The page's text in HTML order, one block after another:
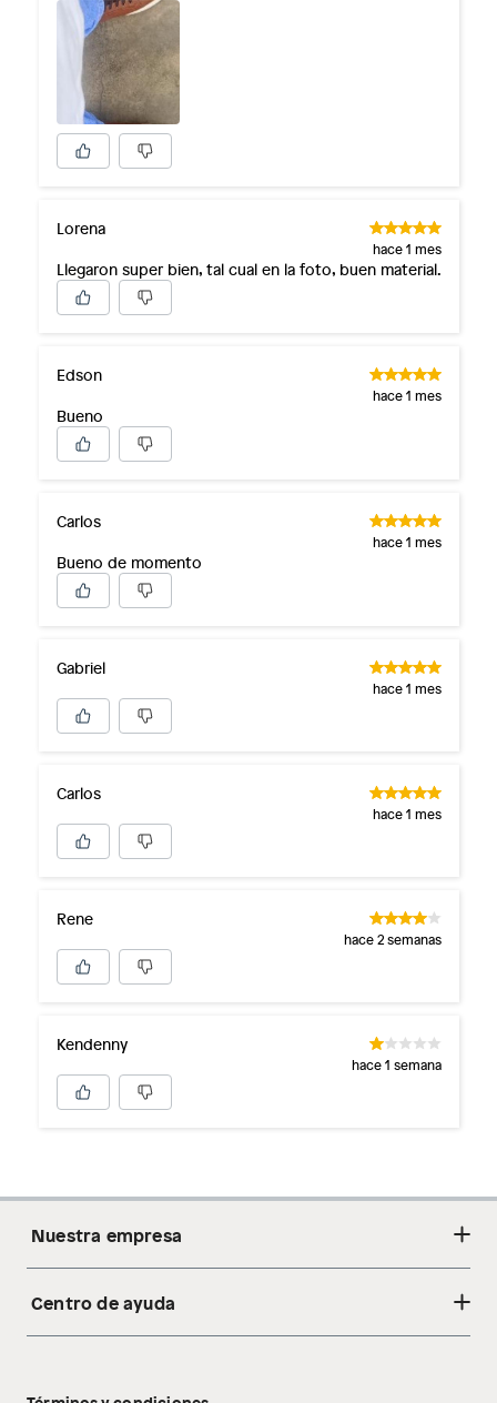
Lorena
hace 1 mes
Llegaron super bien, tal cual en la foto, buen material.
Edson
hace 1 mes
Bueno
Carlos
hace 1 mes
Bueno de momento
Gabriel
hace 1 mes
Carlos
hace 1 mes
Rene
hace 2 semanas
Kendenny
hace 1 semana
Nuestra empresa
Acerca de nosotros
Centro de ayuda